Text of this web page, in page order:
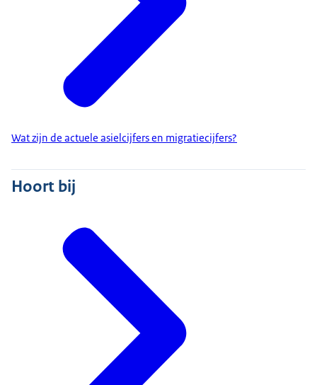
Wat zijn de actuele asielcijfers en migratiecijfers?
Hoort bij